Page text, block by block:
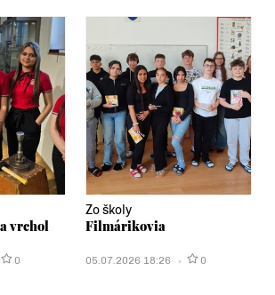
vrchol
0
Zo školy
Filmárikovia
05.07.2026 18:26 0